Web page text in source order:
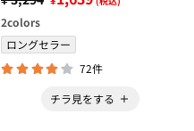
2colors
ロングセラー
72件
チラ見をする